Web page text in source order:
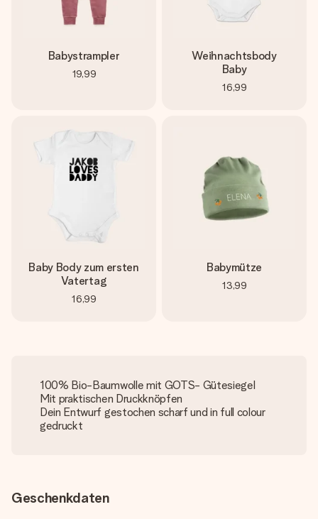
Babystrampler
19,99
Weihnachtsbody
Baby
16,99
Baby Body zum ersten
Vatertag
16,99
Babymütze
13,99
100% Bio-Baumwolle mit GOTS- Gütesiegel
Mit praktischen Druckknöpfen
Dein Entwurf gestochen scharf und in full colour
gedruckt
Geschenkdaten